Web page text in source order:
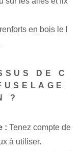
en bois le l
DE C
?
: Tenez compte de
à utiliser.